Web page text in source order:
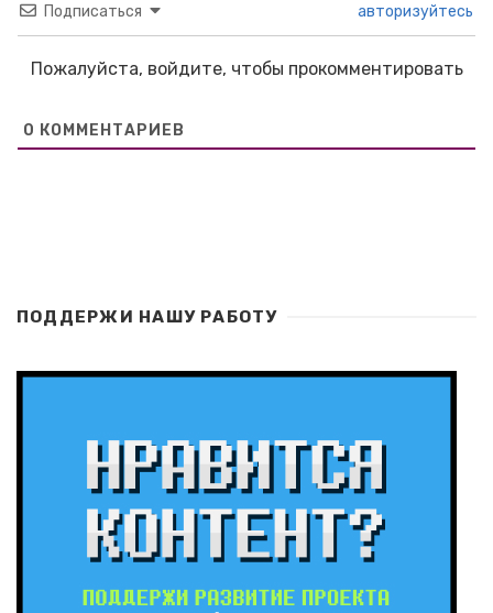
Подписаться авторизуйтесь
Пожалуйста, войдите, чтобы прокомментировать
0 КОММЕНТАРИЕВ
ПОДДЕРЖИ НАШУ РАБОТУ